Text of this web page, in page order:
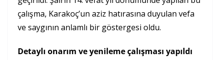
çalışma, Karakoç’un aziz hatırasına duyulan vefa
ve saygının anlamlı bir göstergesi oldu.
Detaylı onarım ve yenileme çalışması yapıldı